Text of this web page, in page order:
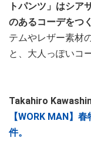
トパンツ」はシア
のあるコーデをつ
テムやレザー素材
と、大人っぽいコ
Takahiro
【WORK MAN】
件。